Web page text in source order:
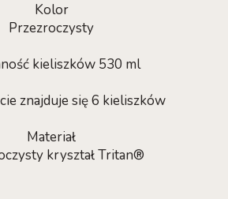
Kolor
Przezroczysty
kieliszków 530 ml
znajduje się 6 kieliszków
Materiał
kryształ Tritan®